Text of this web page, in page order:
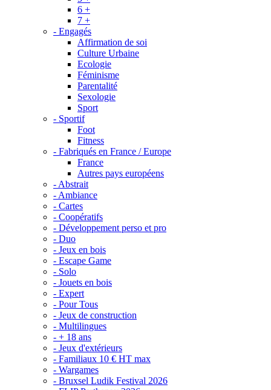
6 +
7 +
- Engagés
Affirmation de soi
Culture Urbaine
Ecologie
Féminisme
Parentalité
Sexologie
Sport
- Sportif
Foot
Fitness
- Fabriqués en France / Europe
France
Autres pays européens
- Abstrait
- Ambiance
- Cartes
- Coopératifs
- Développement perso et pro
- Duo
- Jeux en bois
- Escape Game
- Solo
- Jouets en bois
- Expert
- Pour Tous
- Jeux de construction
- Multilingues
- + 18 ans
- Jeux d'extérieurs
- Familiaux 10 € HT max
- Wargames
- Bruxsel Ludik Festival 2026